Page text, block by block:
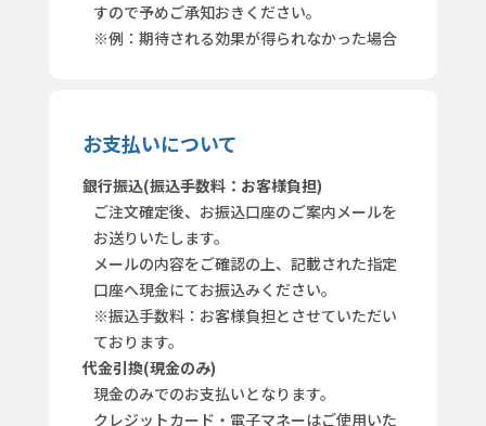
すので予めご承知おきください。
※例：期待される効果が得られなかった場合
お支払いについて
銀行振込(振込手数料：お客様負担)
ご注文確定後、お振込口座のご案内メールを
お送りいたします。
メールの内容をご確認の上、記載された指定
口座へ現金にてお振込みください。
※振込手数料：お客様負担とさせていただい
ております。
代金引換(現金のみ)
現金のみでのお支払いとなります。
クレジットカード・電子マネーはご使用いた